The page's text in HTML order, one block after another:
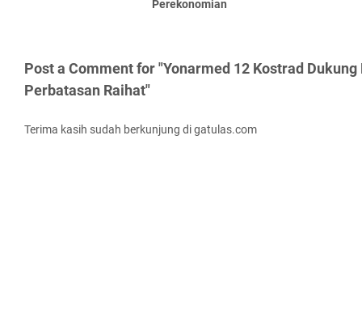
Perekonomian
Post a Comment for "Yonarmed 12 Kostrad
Perbatasan Raihat"
Terima kasih sudah berkunjung di gatulas.com